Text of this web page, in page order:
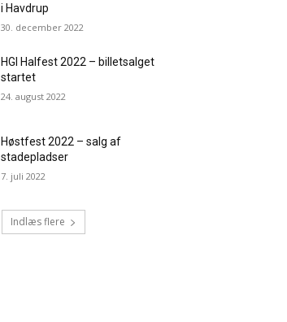
i Havdrup
30. december 2022
HGI Halfest 2022 – billetsalget
startet
24. august 2022
Høstfest 2022 – salg af
stadepladser
7. juli 2022
Indlæs flere